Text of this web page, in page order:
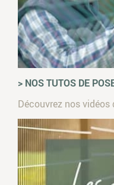
> NOS TUTOS DE
Découvrez nos vidéos